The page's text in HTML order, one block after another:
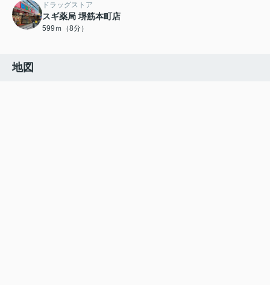
ドラッグストア
スギ薬局 堺筋本町店
599ｍ（8分）
地図